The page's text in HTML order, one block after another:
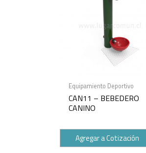
Equipamiento Deportivo
CAN11 – BEBEDERO
CANINO
Agregar a Cotización